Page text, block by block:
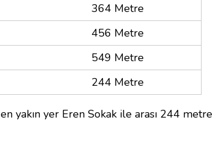
364 Metre
456 Metre
549 Metre
244 Metre
en yakın yer Eren Sokak ile arası 244 metre